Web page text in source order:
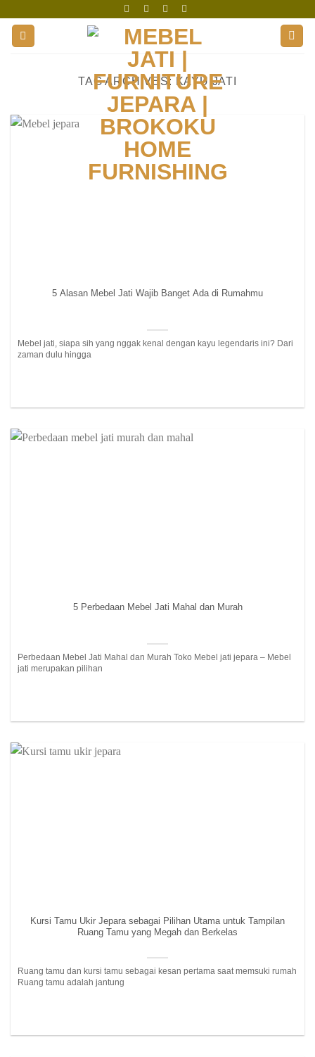
content
TAG ARCHIVES: KAYU JATI
5 Alasan Mebel Jati Wajib Banget Ada di Rumahmu
Mebel jati, siapa sih yang nggak kenal dengan kayu legendaris ini? Dari
zaman dulu hingga
5 Perbedaan Mebel Jati Mahal dan Murah
Perbedaan Mebel Jati Mahal dan Murah Toko Mebel jati jepara – Mebel
jati merupakan pilihan
Kursi Tamu Ukir Jepara sebagai Pilihan Utama untuk Tampilan
Ruang Tamu yang Megah dan Berkelas
Ruang tamu dan kursi tamu sebagai kesan pertama saat memsuki rumah
Ruang tamu adalah jantung